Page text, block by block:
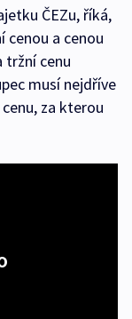
ČEZu, říká,
cenou a cenou
tržní cenu
musí nejdříve
za kterou